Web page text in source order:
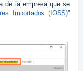
de la empresa que se
Importados (IOSS)”